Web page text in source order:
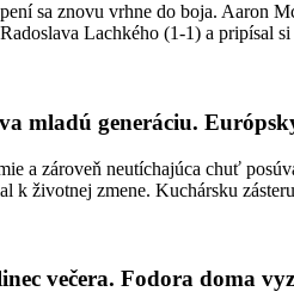
sa znovu vrhne do boja. Aaron
Lachkého (1-1) a pripísal
mladú generáciu.
a zároveň neutíchajúca chuť
k životnej zmene. Kuchársku
večera. Fodora doma